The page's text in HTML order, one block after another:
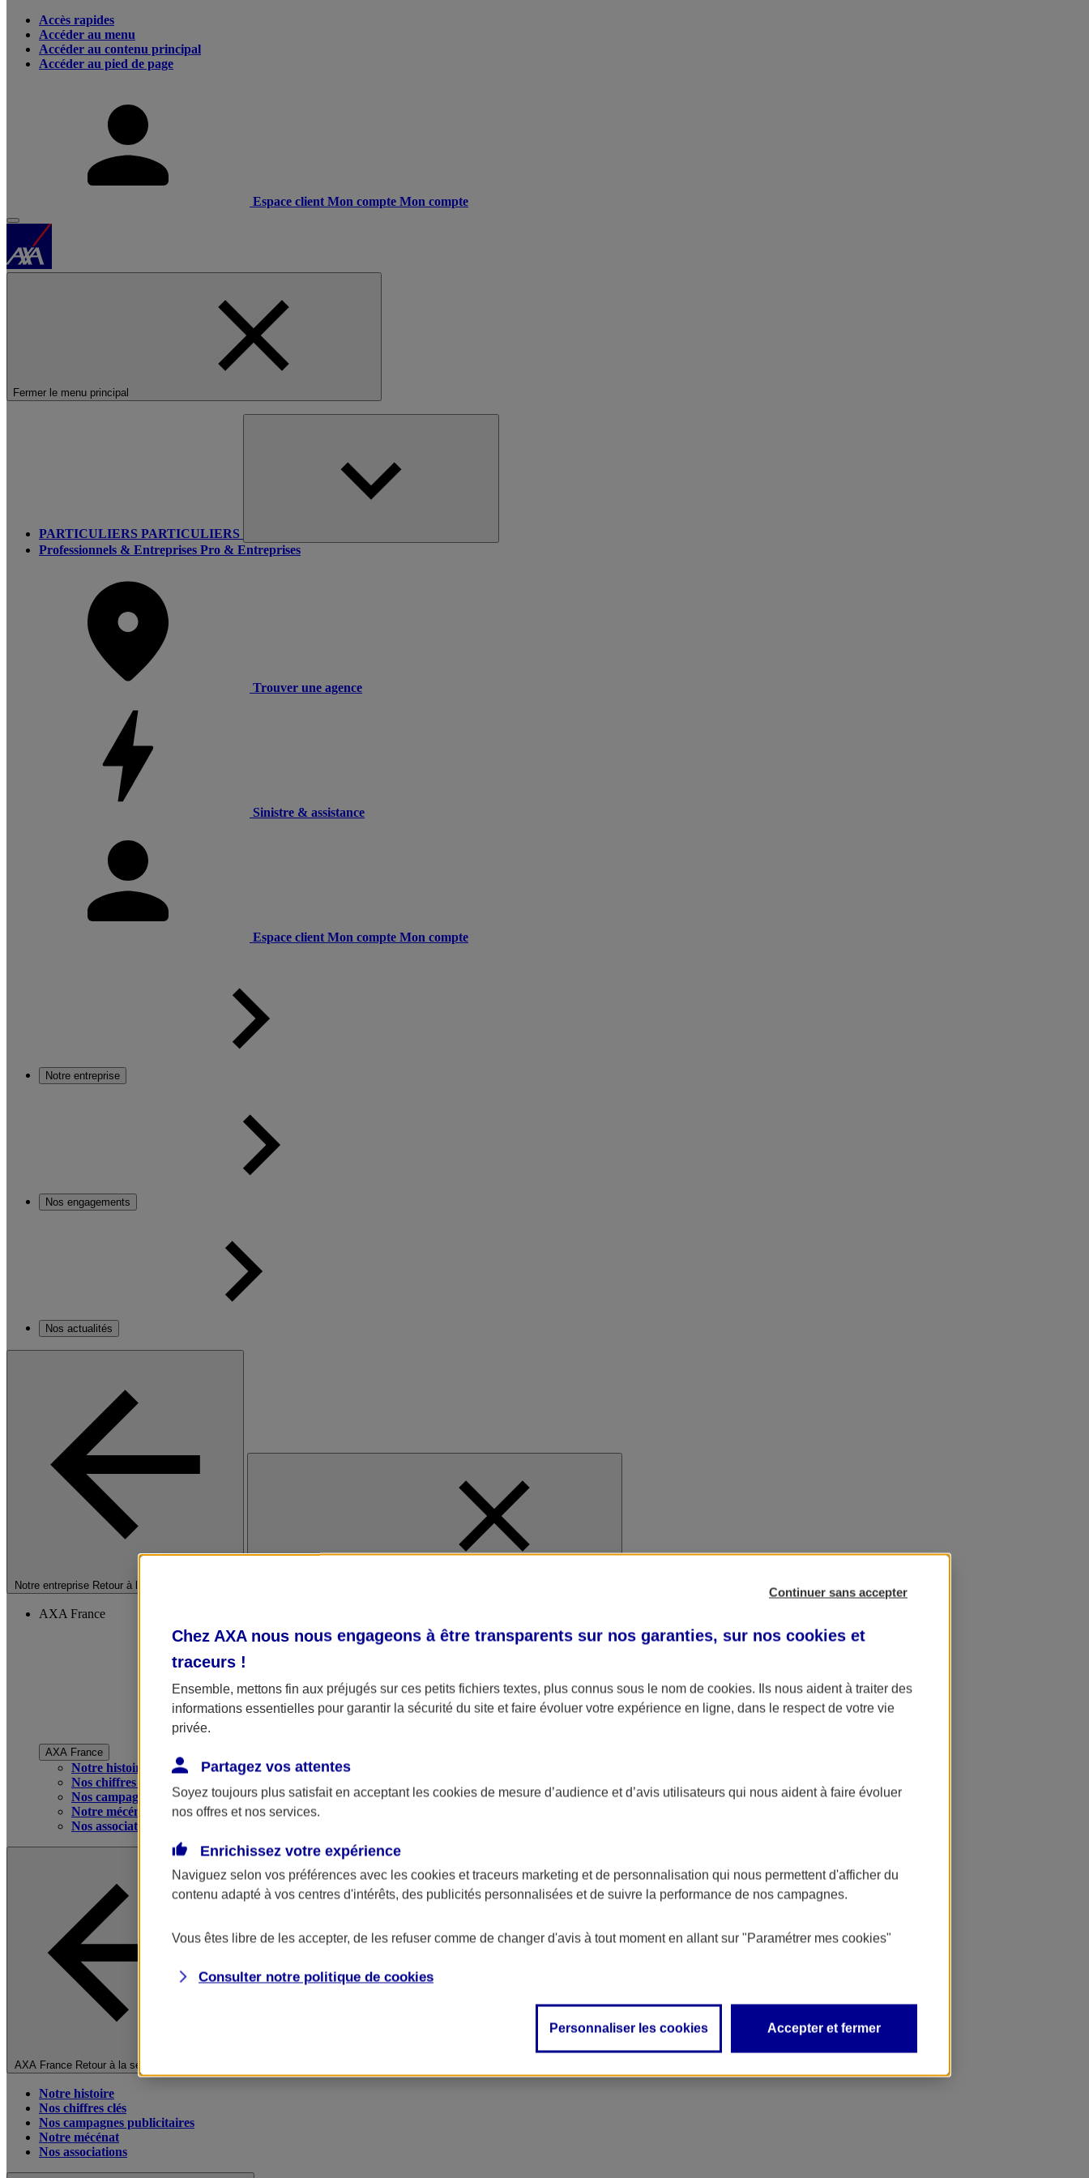
Accès rapides
Accéder au menu
Accéder au contenu principal
Accéder au pied de page
Espace client Mon compte Mon compte
Fermer le menu principal
PARTICULIERS PARTICULIERS
Professionnels & Entreprises Pro & Entreprises
Trouver une agence
Sinistre & assistance
Espace client Mon compte Mon compte
Notre entreprise
Nos engagements
Nos actualités
Notre entreprise Retour à la section précédente
AXA France
AXA France
Notre histoire
Nos chiffres clés
Nos campagnes publicitaires
Notre mécénat
Nos associations
AXA France Retour à la section précédente
Notre histoire
Nos chiffres clés
Nos campagnes publicitaires
Notre mécénat
Nos associations
Continuer sans accepter
Chez AXA nous nous engageons à être transparents sur nos garanties, sur nos cookies et
traceurs !
Ensemble, mettons fin aux préjugés sur ces petits fichiers textes, plus connus sous le nom de cookies. Ils nous aident à traiter des
informations essentielles pour garantir la sécurité du site et faire évoluer votre expérience en ligne, dans le respect de votre vie
privée.
Partagez vos attentes
Soyez toujours plus satisfait en acceptant les cookies de mesure d’audience et d’avis utilisateurs qui nous aident à faire évoluer
nos offres et nos services.
Enrichissez votre expérience
Naviguez selon vos préférences avec les cookies et traceurs marketing et de personnalisation qui nous permettent d'afficher du
contenu adapté à vos centres d'intérêts, des publicités personnalisées et de suivre la performance de nos campagnes.
Vous êtes libre de les accepter, de les refuser comme de changer d'avis à tout moment en allant sur "Paramétrer mes cookies"
Consulter notre politique de cookies
Personnaliser les cookies Accepter et fermer